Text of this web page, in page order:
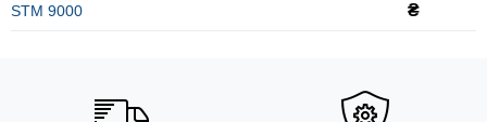
STM 9000
₴